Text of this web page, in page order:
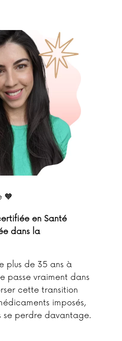
🧡
en Santé
dans la
plus de 35 ans à
passe vraiment dans
cette transition
imposés,
se perdre davantage.